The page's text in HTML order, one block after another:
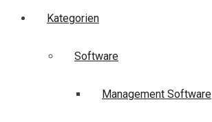
Kategorien
Software
Management Software